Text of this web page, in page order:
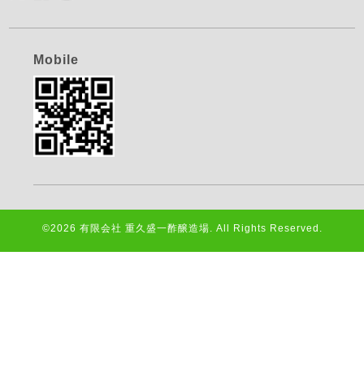
Mobile
©2026 有限会社 重久盛一酢醸造場. All Rights Reserved.